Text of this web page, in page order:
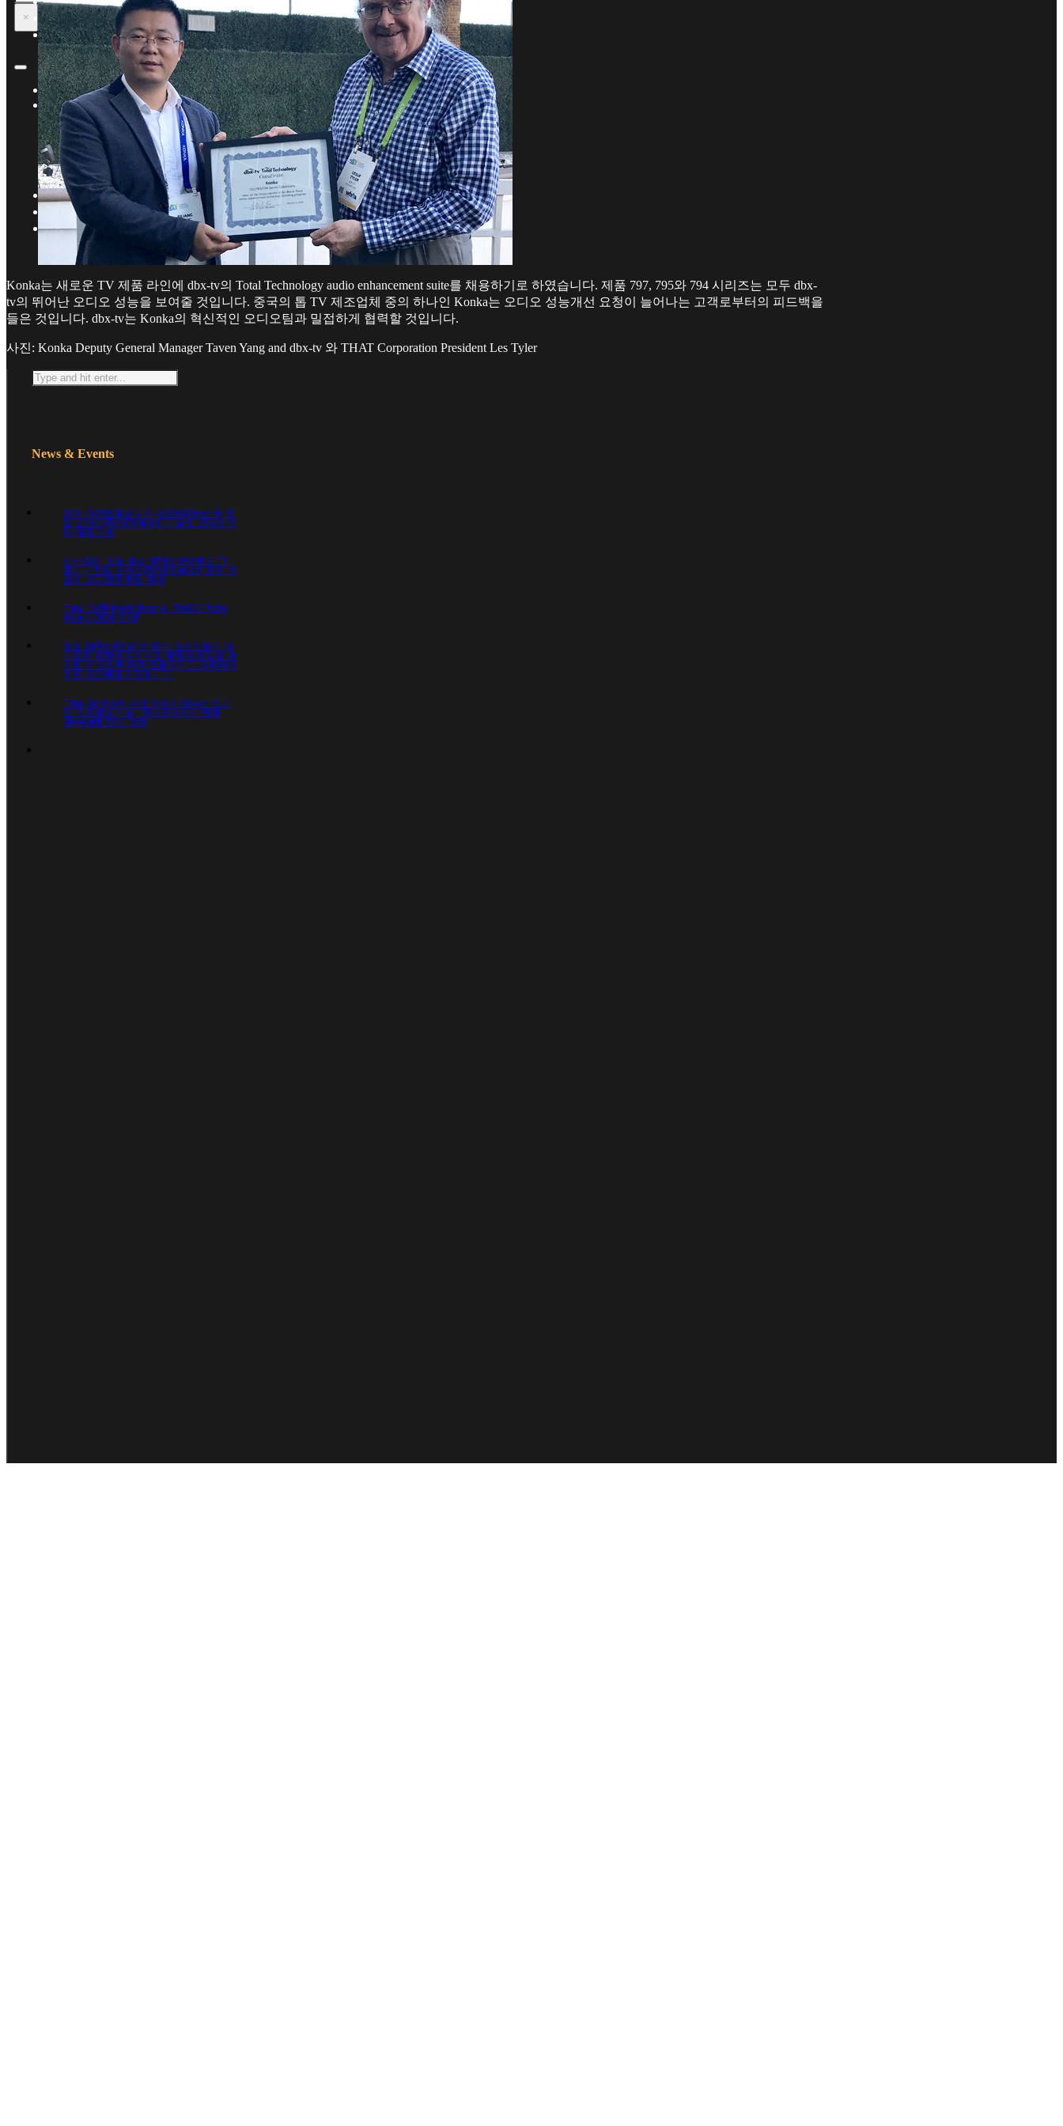
×
Total Sonics 경험하기
회사소개
Home
보유기술
Total Sonics® – 수상경력에 빛나는 오디오 강화기술
Total Cal™
Total Cal™ Multichannel
Total Immersion™
Total Bass™
뉴스와 행사
Total Sonics 경험하기
회사소개
Konka는 새로운 TV 제품 라인에 dbx-tv의 Total Technology audio enhancement suite를 채용하기로 하였습니다. 제품 797, 795와 794 시리즈는 모두 dbx-
tv의 뛰어난 오디오 성능을 보여줄 것입니다. 중국의 톱 TV 제조업체 중의 하나인 Konka는 오디오 성능개선 요청이 늘어나는 고객로부터의 피드백을
들은 것입니다. dbx-tv는 Konka의 혁신적인 오디오팀과 밀접하게 협력할 것입니다.
사진: Konka Deputy General Manager Taven Yang and dbx-tv 와 THAT Corporation President Les Tyler
Search
News & Events
중국 가전업계의 강자 샤오미(Xiaomi), 토
탈 소닉스(Total Sonics) 기술로 오디오 성
능 대폭 강화
카사르떼, 오늘 올뉴 M70D 하이엔드 TV
출시 – 토탈 소닉스(Total Sonics) 음향 기
술의 고도화된 통합 특징
Total Cal® Multichannel, TWICE Picks
Award 2026 수상!
토탈 칼(Total Cal)은 AV 제조업체들이 까
다로운 음향 환경에서도 제품의 음질을 개
선할 수 있도록 비용 효율적이고 사용하기
쉬운 시스템을 제공합니다.
Total Sonics의 수상 경력에 빛나는 오디
오 프로세싱 기술, TiVo 운영체제 탑재
Skyworth TV에 적용